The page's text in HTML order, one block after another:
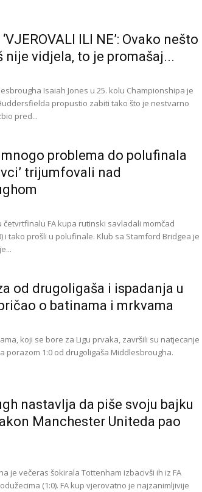
ILI NE’: Ovako nešto
nije vidjela, to je promašaj...
Isaiah Jones u 25. kolu Championshipa je
propustio zabiti tako što je nestvarno
pred...
mnogo problema do polufinala
trijumfovali nad
četvrtfinalu FA kupa rutinski savladali momčad
i tako prošli u polufinale. Klub sa Stamford Bridgea je
od drugoligaša i ispadanja u
o batinama i mrkvama
koji se bore za Ligu prvaka, završili su natjecanje
porazom 1:0 od drugoligaša Middlesbrougha.
nastavlja da piše svoju bajku
Manchester Uniteda pao
je večeras šokirala Tottenham izbacivši ih iz FA
(1:0). FA kup vjerovatno je najzanimljivije